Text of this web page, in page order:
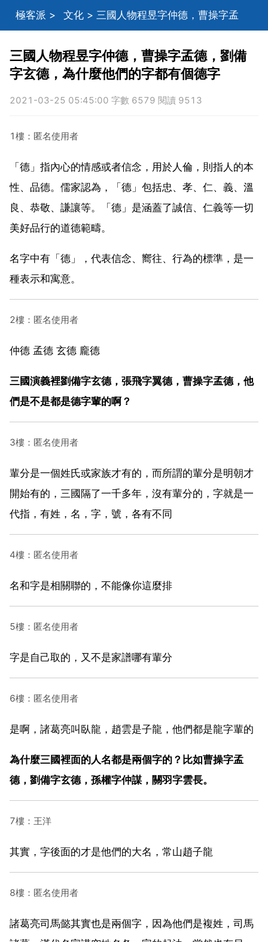
極客派 > 文化 > 三國人物程昱字仲德，曹操字孟
德，劉備字玄德，為什麼他們的字都有個德字
三國人物程昱字仲德，曹操字孟德，劉備
字玄德，為什麼他們的字都有個德字
2021-03-25 05:45:00 字數 6579 閱讀 9513
1樓：匿名使用者
「德」指內心的情感或者信念，用於人倫，則指人的本
性、品德。儒家認為，「德」包括忠、孝、仁、義、溫
良、恭敬、謙讓等。「德」是涵蓋了誠信、仁義等一切
美好品行的道德範疇。
名字中有「德」，代表信念、嚮往、行為的標準，是一
種表示和寓意。
2樓：匿名使用者
仲德 孟德 玄德 龐德
三國演義裡劉備字玄德，張飛字翼德，曹操字孟德，他
們是不是都是德字輩的啊？
3樓：匿名使用者
輩分是一個姓氏或家族才有的，而所謂的輩分是明朝才
開始有的，三國隔了一千多年，沒有輩分的，字就是一
代指，有姓，名，字，號，各有不同
4樓：匿名使用者
名和字是相關聯的，不能像你這麼排
5樓：匿名使用者
字是自己取的，又不是家譜哪有輩分
6樓：匿名使用者
是啊，諸葛亮叫臥龍，趙雲是子龍，他們都是龍字輩的
為什麼三國裡面的人名都是兩個字的？比如曹操字孟
德，劉備字玄德，孫權字仲謀，關羽字雲長。
7樓：王洋
其實，字後面的才是他們的大名，常山趙子龍
8樓：匿名使用者
諸葛亮司馬懿其實也是兩個字，因為他們是複姓，司馬